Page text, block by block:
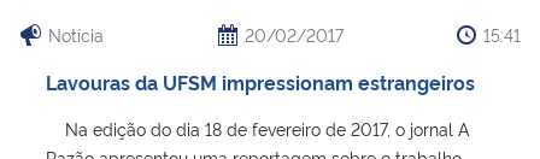
Notícia 20/02/2017 15:41
Lavouras da UFSM impressionam estrangeiros
Na edição do dia 18 de fevereiro de 2017, o jornal A